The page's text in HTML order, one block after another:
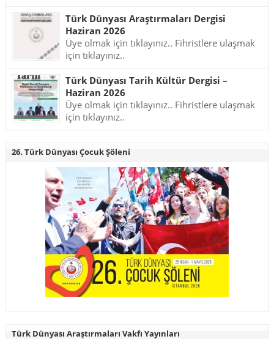
Türk Dünyası Araştırmaları Dergisi
Haziran 2026
Üye olmak için tıklayınız.. Fihristlere ulaşmak
için tıklayınız..
Türk Dünyası Tarih Kültür Dergisi –
Haziran 2026
Üye olmak için tıklayınız.. Fihristlere ulaşmak
için tıklayınız..
26. Türk Dünyası Çocuk Şöleni
Türk Dünyası Araştırmaları Vakfı Yayınları